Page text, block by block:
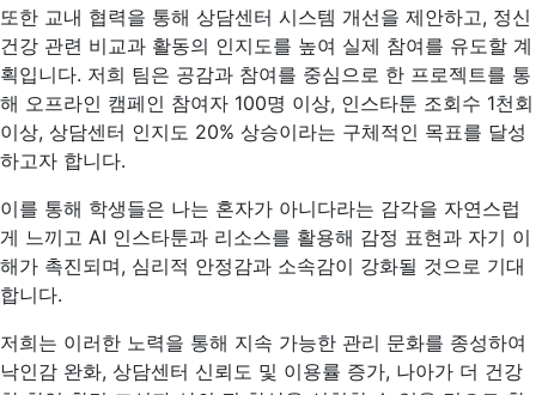
또한 교내 협력을 통해 상담센터 시스템 개선을 제안하고, 정신
건강 관련 비교과 활동의 인지도를 높여 실제 참여를 유도할 계
획입니다. 저희 팀은 공감과 참여를 중심으로 한 프로젝트를 통
해 오프라인 캠페인 참여자 100명 이상, 인스타툰 조회수 1천회
이상, 상담센터 인지도 20% 상승이라는 구체적인 목표를 달성
하고자 합니다.
이를 통해 학생들은 나는 혼자가 아니다라는 감각을 자연스럽
게 느끼고 AI 인스타툰과 리소스를 활용해 감정 표현과 자기 이
해가 촉진되며, 심리적 안정감과 소속감이 강화될 것으로 기대
합니다.
저희는 이러한 노력을 통해 지속 가능한 관리 문화를 종성하여
낙인감 완화, 상담센터 신뢰도 및 이용률 증가, 나아가 더 건강